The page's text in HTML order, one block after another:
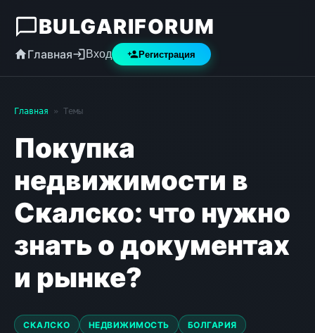
BULGARIFORUM
Главная Вход Регистрация
Главная » Темы
Покупка
недвижимости в
Скалско: что нужно
знать о документах
и рынке?
СКАЛСКО НЕДВИЖИМОСТЬ
БОЛГАРИЯ